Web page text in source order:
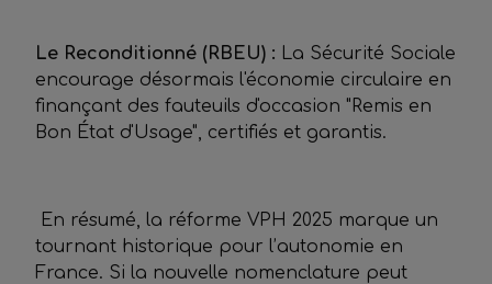
Le Reconditionné (RBEU) : La Sécurité Sociale
encourage désormais l'économie circulaire en
finançant des fauteuils d'occasion "Remis en
Bon État d'Usage", certifiés et garantis.
En résumé, la réforme VPH 2025 marque un
tournant historique pour l’autonomie en
France. Si la nouvelle nomenclature peut